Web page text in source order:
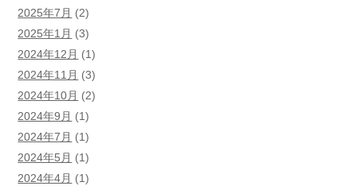
2025年7月 (2)
2025年1月 (3)
2024年12月 (1)
2024年11月 (3)
2024年10月 (2)
2024年9月 (1)
2024年7月 (1)
2024年5月 (1)
2024年4月 (1)